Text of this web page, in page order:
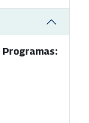
Programas: